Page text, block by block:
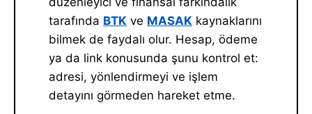
tarafında BTKve MASAKkaynaklarını
bilmek de faydalı olur. Hesap, ödeme
ya da link konusunda şunu kontrol et:
adresi, yönlendirmeyi ve işlem
detayını görmeden hareket etme.